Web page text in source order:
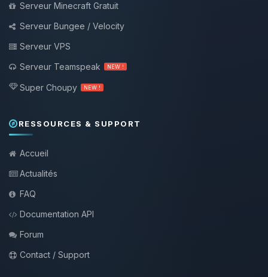
Serveur Minecraft Gratuit
Serveur Bungee / Velocity
Serveur VPS
Serveur Teamspeak
NEW !
Super Choupy NEW !
RESSOURCES & SUPPORT
Accueil
Actualités
FAQ
Documentation API
Forum
Contact / Support